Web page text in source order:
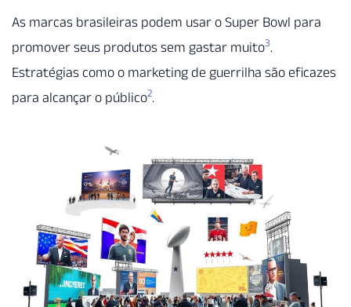
As marcas brasileiras podem usar o Super Bowl para
promover seus produtos sem gastar muito3.
Estratégias como o marketing de guerrilha são eficazes
para alcançar o público2.